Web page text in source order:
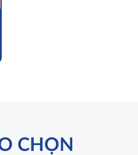
CHỌN